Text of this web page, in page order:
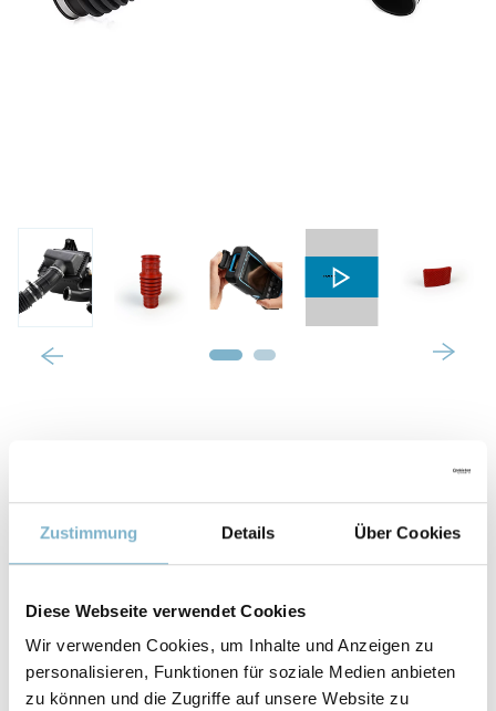
Zustimmung Details Über Cookies
Diese Webseite verwendet Cookies
Wir verwenden Cookies, um Inhalte und Anzeigen zu
personalisieren, Funktionen für soziale Medien anbieten
zu können und die Zugriffe auf unsere Website zu
ZUGFESTIGKEIT
17,4 MPa (schwarz)
18,4 MPa (rot/Validated Material)
ZUGDEHNUNG
482 % (schwarz)